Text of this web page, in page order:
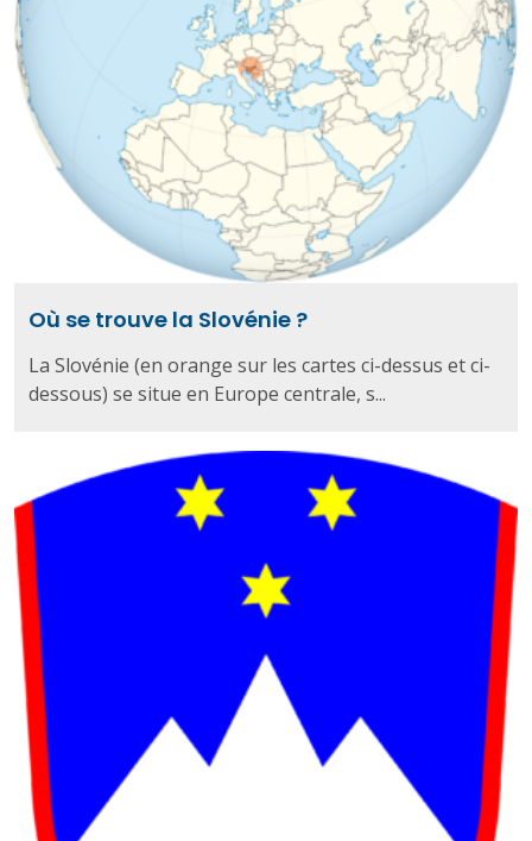
Où se trouve la Slovénie ?
La Slovénie (en orange sur les cartes ci-dessus et ci-
dessous) se situe en Europe centrale, s...